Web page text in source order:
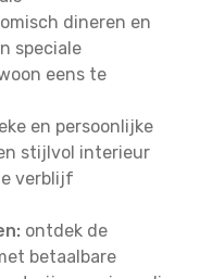
dineren en
speciale
eens te
en persoonlijke
stijlvol interieur
verblijf
ontdek de
betaalbare